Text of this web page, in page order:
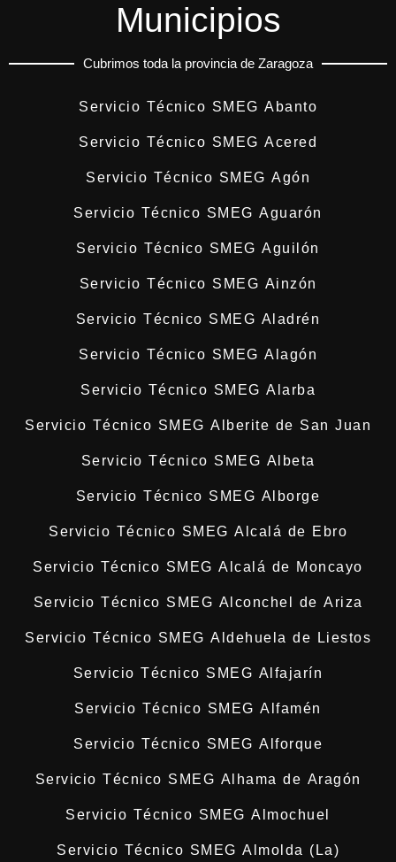
Municipios
Cubrimos toda la provincia de Zaragoza
Servicio Técnico SMEG Abanto
Servicio Técnico SMEG Acered
Servicio Técnico SMEG Agón
Servicio Técnico SMEG Aguarón
Servicio Técnico SMEG Aguilón
Servicio Técnico SMEG Ainzón
Servicio Técnico SMEG Aladrén
Servicio Técnico SMEG Alagón
Servicio Técnico SMEG Alarba
Servicio Técnico SMEG Alberite de San Juan
Servicio Técnico SMEG Albeta
Servicio Técnico SMEG Alborge
Servicio Técnico SMEG Alcalá de Ebro
Servicio Técnico SMEG Alcalá de Moncayo
Servicio Técnico SMEG Alconchel de Ariza
Servicio Técnico SMEG Aldehuela de Liestos
Servicio Técnico SMEG Alfajarín
Servicio Técnico SMEG Alfamén
Servicio Técnico SMEG Alforque
Servicio Técnico SMEG Alhama de Aragón
Servicio Técnico SMEG Almochuel
Servicio Técnico SMEG Almolda (La)